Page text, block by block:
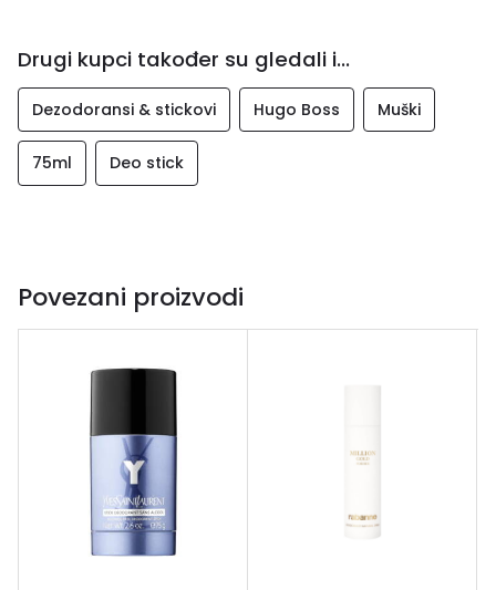
Drugi kupci također su gledali i...
Dezodoransi & stickovi Hugo Boss Muški
75ml Deo stick
Povezani proizvodi